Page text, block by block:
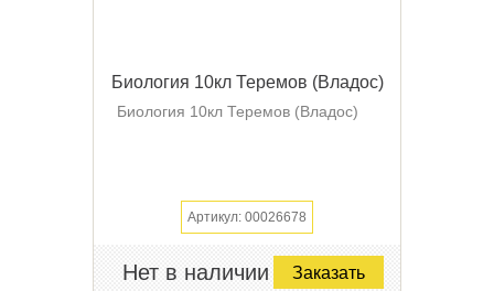
Биология 10кл Теремов (Владос)
Биология 10кл Теремов (Владос)
Артикул: 00026678
Нет в наличии Заказать